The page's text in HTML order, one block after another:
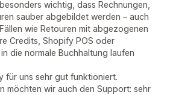
wichtig, dass Rechnungen,
sauber abgebildet werden – auch
wie Retouren mit abgezogenen
Credits, Shopify POS oder
die normale Buchhaltung laufen
für uns sehr gut funktioniert.
möchten wir auch den Support: sehr